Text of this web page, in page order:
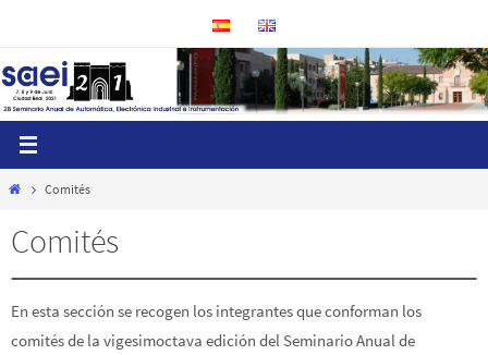
contenido
InicioComités
Comités
En esta sección se recogen los integrantes que conforman los
comités de la vigesimoctava edición del Seminario Anual de